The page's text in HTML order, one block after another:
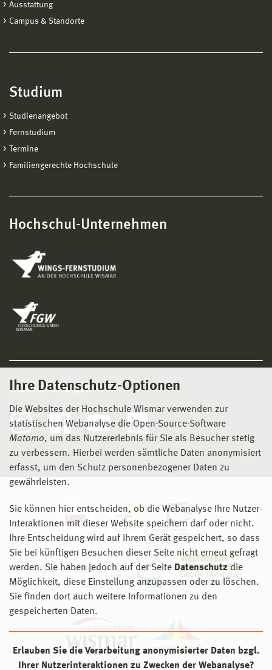
Ihre Datenschutz-Optionen
Die Websites der Hochschule Wismar verwenden zur
statistischen Webanalyse die Open-Source-Software
Matomo, um das Nutzererlebnis für Sie als Besucher stetig
zu verbessern. Hierbei werden sämtliche Daten anonymisiert
erfasst, um den Schutz personenbezogener Daten zu
gewährleisten.
Sie können hier entscheiden, ob die Webanalyse Ihre Nutzer-
Interaktionen mit dieser Website speichern darf oder nicht.
Ihre Entscheidung wird auf ihrem Gerät gespeichert, so dass
Sie bei künftigen Besuchen dieser Seite nicht erneut gefragt
werden. Sie haben jedoch auf der Seite Datenschutz die
Möglichkeit, diese Einstellung anzupassen oder zu löschen.
Sie finden dort auch weitere Informationen zu den
gespeicherten Daten.
Erlauben Sie die Verarbeitung anonymisierter Daten bzgl.
Ihrer Nutzerinteraktionen zu Zwecken der Webanalyse?
Ausstattung
Campus & Standorte
Studium
Studienangebot
Fernstudium
Termine
Familiengerechte Hochschule
Hochschul-Unternehmen
Social Media